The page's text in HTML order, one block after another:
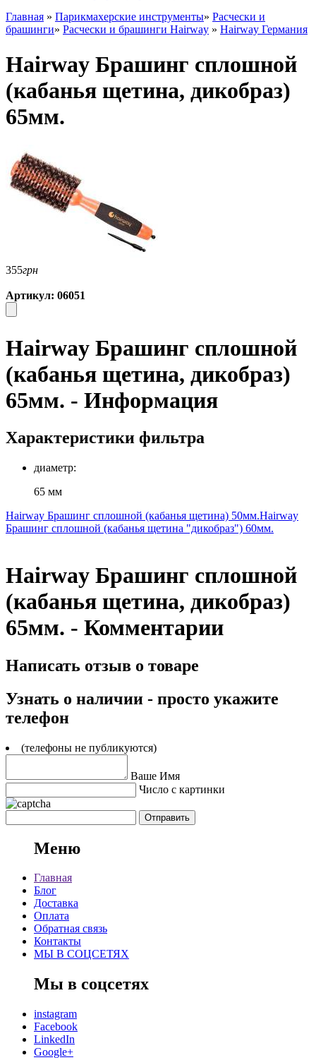
Главная » Парикмахерские инструменты» Расчески и
брашинги» Расчески и брашинги Hairway » Hairway Германия
Hairway Брашинг сплошной
(кабанья щетина, дикобраз)
65мм.
355грн
Артикул: 06051
Hairway Брашинг сплошной
(кабанья щетина, дикобраз)
65мм. - Информация
Характеристики фильтра
диаметр:
65 мм
Hairway Брашинг сплошной (кабанья щетина) 50мм.Hairway
Брашинг сплошной (кабанья щетина "дикобраз") 60мм.
Hairway Брашинг сплошной
(кабанья щетина, дикобраз)
65мм. - Комментарии
Написать отзыв о товаре
Узнать о наличии - просто укажите
телефон
(телефоны не публикуются)
Ваше Имя
Число с картинки
Меню
Главная
Блог
Доставка
Оплата
Обратная связь
Контакты
МЫ В СОЦСЕТЯХ
Мы в соцсетях
instagram
Facebook
LinkedIn
Google+